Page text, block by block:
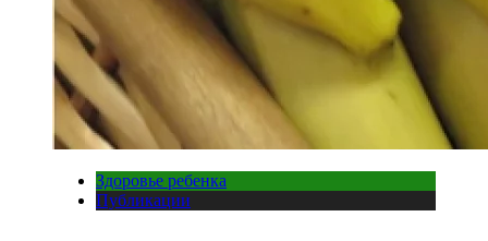
Здоровье ребенка
Публикации